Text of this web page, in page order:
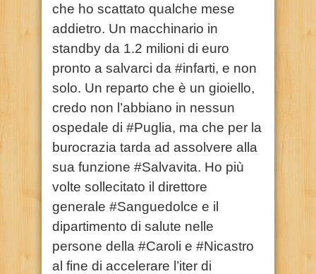
che ho scattato qualche mese
addietro. Un macchinario in
standby da 1.2 milioni di euro
pronto a salvarci da #infarti, e non
solo. Un reparto che è un gioiello,
credo non l’abbiano in nessun
ospedale di #Puglia, ma che per la
burocrazia tarda ad assolvere alla
sua funzione #Salvavita. Ho più
volte sollecitato il direttore
generale #Sanguedolce e il
dipartimento di salute nelle
persone della #Caroli e #Nicastro
al fine di accelerare l’iter di